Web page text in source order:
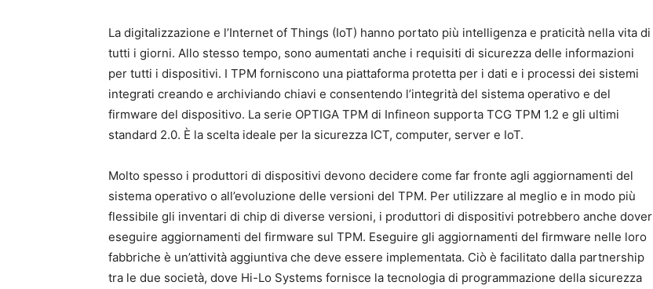
La digitalizzazione e l’Internet of Things (IoT) hanno portato più intelligenza e praticità nella vita di
tutti i giorni. Allo stesso tempo, sono aumentati anche i requisiti di sicurezza delle informazioni
per tutti i dispositivi. I TPM forniscono una piattaforma protetta per i dati e i processi dei sistemi
integrati creando e archiviando chiavi e consentendo l’integrità del sistema operativo e del
firmware del dispositivo. La serie OPTIGA TPM di Infineon supporta TCG TPM 1.2 e gli ultimi
standard 2.0. È la scelta ideale per la sicurezza ICT, computer, server e IoT.
Molto spesso i produttori di dispositivi devono decidere come far fronte agli aggiornamenti del
sistema operativo o all’evoluzione delle versioni del TPM. Per utilizzare al meglio e in modo più
flessibile gli inventari di chip di diverse versioni, i produttori di dispositivi potrebbero anche dover
eseguire aggiornamenti del firmware sul TPM. Eseguire gli aggiornamenti del firmware nelle loro
fabbriche è un’attività aggiuntiva che deve essere implementata. Ciò è facilitato dalla partnership
tra le due società, dove Hi-Lo Systems fornisce la tecnologia di programmazione della sicurezza